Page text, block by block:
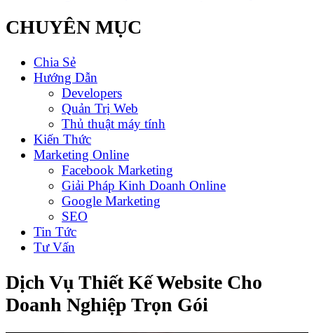
CHUYÊN MỤC
Chia Sẻ
Hướng Dẫn
Developers
Quản Trị Web
Thủ thuật máy tính
Kiến Thức
Marketing Online
Facebook Marketing
Giải Pháp Kinh Doanh Online
Google Marketing
SEO
Tin Tức
Tư Vấn
Dịch Vụ Thiết Kế Website Cho
Doanh Nghiệp Trọn Gói